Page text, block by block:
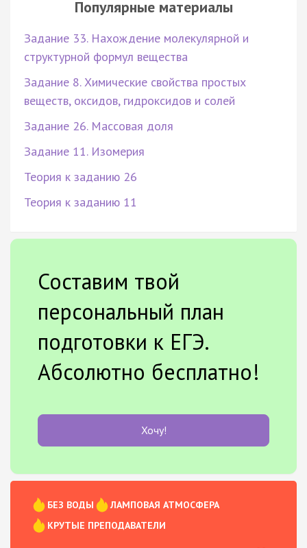
Популярные материалы
Задание 33. Нахождение молекулярной и
структурной формул вещества
Задание 8. Химические свойства простых
веществ, оксидов, гидроксидов и солей
Задание 26. Массовая доля
Задание 11. Изомерия
Теория к заданию 26
Теория к заданию 11
Составим твой
персональный план
подготовки к ЕГЭ.
Абсолютно бесплатно!
Хочу!
БЕЗ ВОДЫ
ЛАМПОВАЯ АТМОСФЕРА
КРУТЫЕ ПРЕПОДАВАТЕЛИ